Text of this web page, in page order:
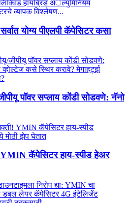
योग्य पीएलपी कॅपेसिटर कसा
पॉवर सप्लाय कोंडी सोडवणे: नॅनो
कॅपेसिटर हाय-स्पीड हेअर